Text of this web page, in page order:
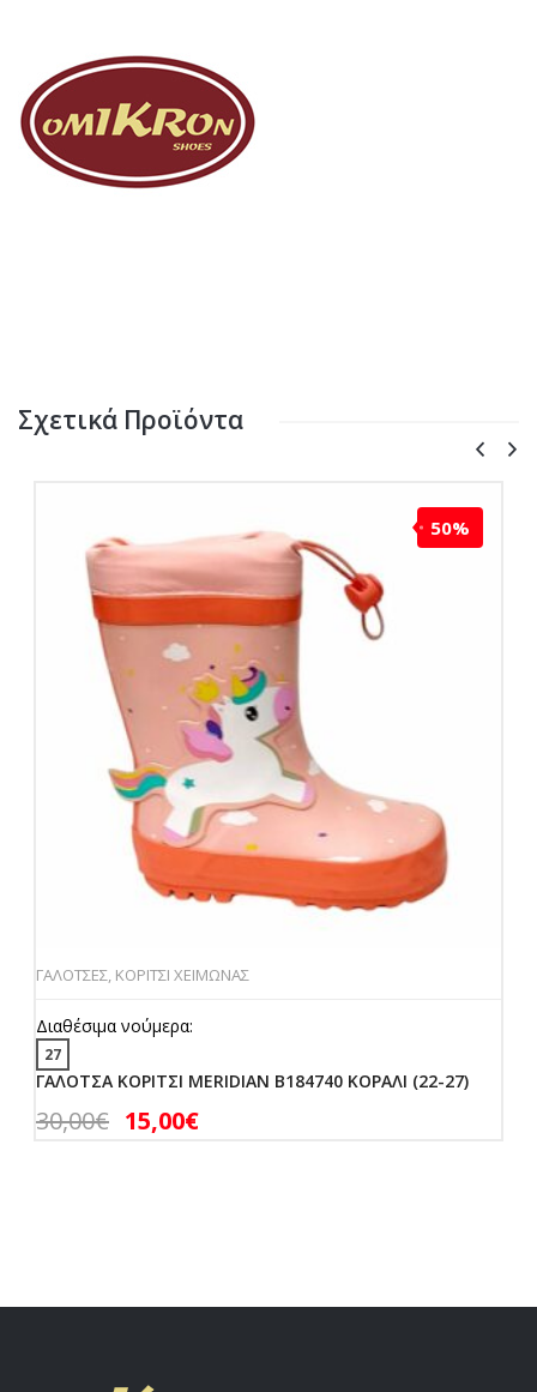
Σχετικά Προϊόντα
50%
ΓΑΛΟΤΣΕΣ, ΚΟΡΙΤΣΙ ΧΕΙΜΩΝΑΣ
Διαθέσιμα νούμερα:
27
ΓΑΛΟΤΣΑ ΚΟΡΙΤΣΙ MERIDIAN B184740 ΚΟΡΑΛΙ (22-27)
30,00€ 15,00€